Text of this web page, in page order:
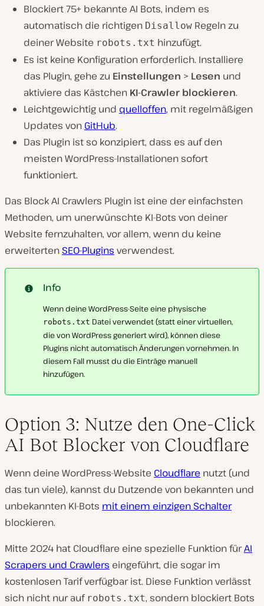
Blockiert 75+ bekannte AI Bots, indem es
automatisch die richtigen Disallow Regeln zu
deiner Website robots.txt hinzufügt.
Es ist keine Konfiguration erforderlich. Installiere
das Plugin, gehe zu Einstellungen > Lesen und
aktiviere das Kästchen KI-Crawler blockieren.
Leichtgewichtig und quelloffen, mit regelmäßigen
Updates von GitHub.
Das Plugin ist so konzipiert, dass es auf den
meisten WordPress-Installationen sofort
funktioniert.
Das Block AI Crawlers Plugin ist eine der einfachsten
Methoden, um unerwünschte KI-Bots von deiner
Website fernzuhalten, vor allem, wenn du keine
erweiterten SEO-Plugins verwendest.
Info
Wenn deine WordPress-Seite eine physische
robots.txt Datei verwendet (statt einer virtuellen,
die von WordPress generiert wird), können diese
Plugins nicht automatisch Änderungen vornehmen. In
diesem Fall musst du die Einträge manuell
hinzufügen.
Option 3: Nutze den One-Click
AI Bot Blocker von Cloudflare
Wenn deine WordPress-Website Cloudflare nutzt (und
das tun viele), kannst du Dutzende von bekannten und
unbekannten KI-Bots mit einem einzigen Schalter
blockieren.
Mitte 2024 hat Cloudflare eine spezielle Funktion fürAI
Scrapers und Crawlers eingeführt, die sogar im
kostenlosen Tarif verfügbar ist. Diese Funktion verlässt
sich nicht nur auf robots.txt, sondern blockiert Bots